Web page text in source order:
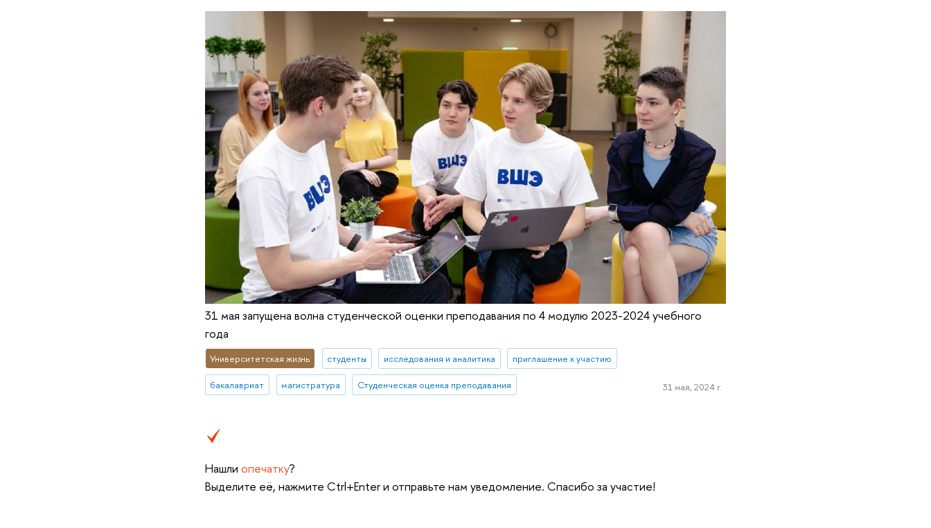
31 мая запущена волна студенческой оценки преподавания по 4 модулю 2023-2024 учебного
года
Университетская жизнь студенты исследования и аналитика приглашение к участию
бакалавриат магистратура Студенческая оценка преподавания 31 мая, 2024 г.
Нашли опечатку?
Выделите её, нажмите Ctrl+Enter и отправьте нам уведомление. Спасибо за участие!